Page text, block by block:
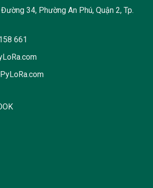
34, Phường An Phú, Quận 2, Tp.
661